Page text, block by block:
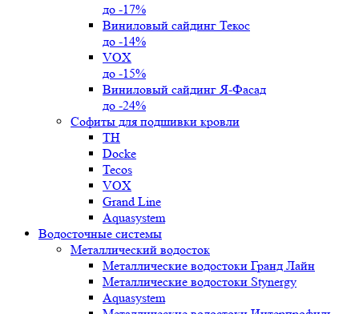
до -17%
Виниловый сайдинг Текос
до -14%
VOX
до -15%
Виниловый сайдинг Я-Фасад
до -24%
Софиты для подшивки кровли
ТН
Docke
Tecos
VOX
Grand Line
Aquasystem
Водосточные системы
Металлический водосток
Металлические водостоки Гранд Лайн
Металлические водостоки Stynergy
Aquasystem